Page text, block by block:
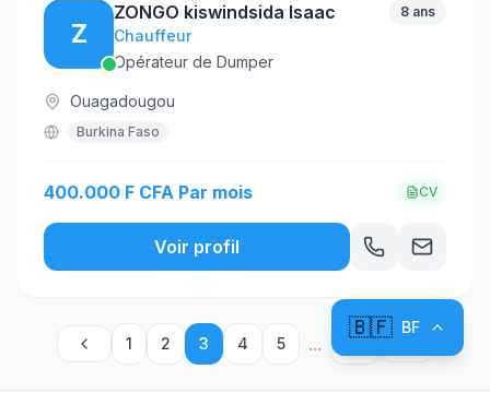
Z
ZONGO kiswindsida Isaac
Chauffeur
8 ans
Opérateur de Dumper
Ouagadougou
Burkina Faso
400.000 F CFA Par mois CV
Voir profil
1 2 3 4 5 ... 24
🇧🇫 BF